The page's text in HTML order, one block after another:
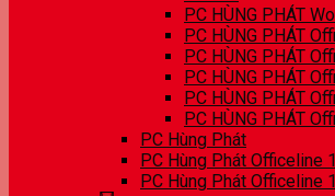
PC HÙNG PHÁT
PC HÙNG PHÁT
PC HÙNG PHÁT
PC HÙNG PHÁT
PC HÙNG PHÁT
PC HÙNG PHÁT
PC Hùng Phát
PC Hùng Phát Officeline
PC Hùng Phát Officeline